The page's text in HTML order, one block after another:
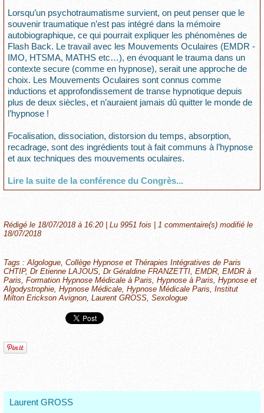
Lorsqu’un psychotraumatisme survient, on peut penser que le
souvenir traumatique n’est pas intégré dans la mémoire
autobiographique, ce qui pourrait expliquer les phénomènes de
Flash Back. Le travail avec les Mouvements Oculaires (EMDR -
IMO, HTSMA, MATHS etc…), en évoquant le trauma dans un
contexte secure (comme en hypnose), serait une approche de
choix. Les Mouvements Oculaires sont connus comme
inductions et approfondissement de transe hypnotique depuis
plus de deux siècles, et n’auraient jamais dû quitter le monde de
l’hypnose !
Focalisation, dissociation, distorsion du temps, absorption,
recadrage, sont des ingrédients tout à fait communs à l’hypnose
et aux techniques des mouvements oculaires.
Lire la suite de la conférence du Congrès...
Rédigé le 18/07/2018 à 16:20 | Lu 9951 fois | 1 commentaire(s) modifié le
18/07/2018
Tags :Algologue, Collège Hypnose et Thérapies Intégratives de Paris
CHTIP, Dr Etienne LAJOUS, Dr Géraldine FRANZETTI, EMDR, EMDR à
Paris, Formation Hypnose Médicale à Paris, Hypnose à Paris, Hypnose et
Algodystrophie, Hypnose Médicale, Hypnose Médicale Paris, Institut
Milton Erickson Avignon, Laurent GROSS, Sexologue
Laurent GROSS